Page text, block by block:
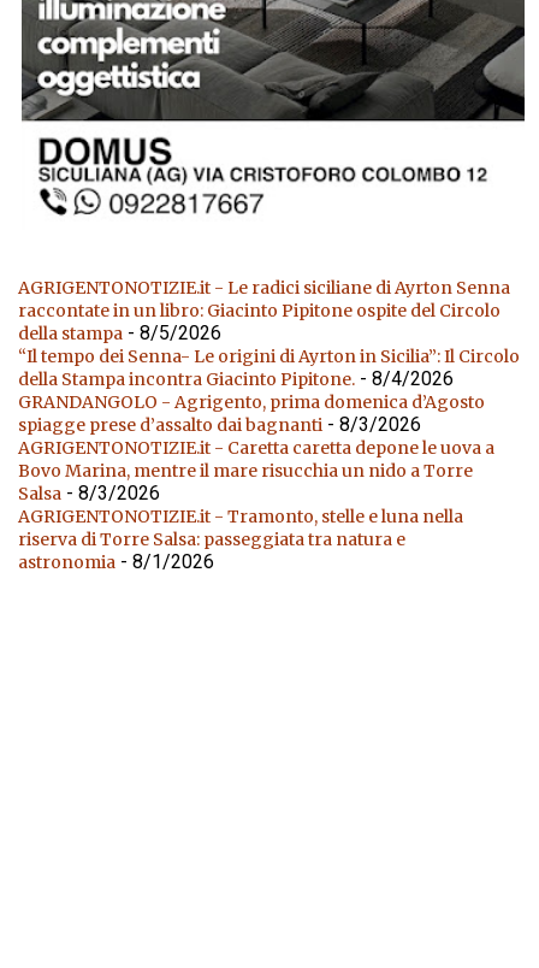
AGRIGENTONOTIZIE.it - Le radici siciliane di Ayrton Senna
raccontate in un libro: Giacinto Pipitone ospite del Circolo
della stampa - 8/5/2026
“Il tempo dei Senna- Le origini di Ayrton in Sicilia”: Il Circolo
della Stampa incontra Giacinto Pipitone. - 8/4/2026
GRANDANGOLO - Agrigento, prima domenica d’Agosto
spiagge prese d’assalto dai bagnanti - 8/3/2026
AGRIGENTONOTIZIE.it - Caretta caretta depone le uova a
Bovo Marina, mentre il mare risucchia un nido a Torre
Salsa - 8/3/2026
AGRIGENTONOTIZIE.it - Tramonto, stelle e luna nella
riserva di Torre Salsa: passeggiata tra natura e
astronomia - 8/1/2026